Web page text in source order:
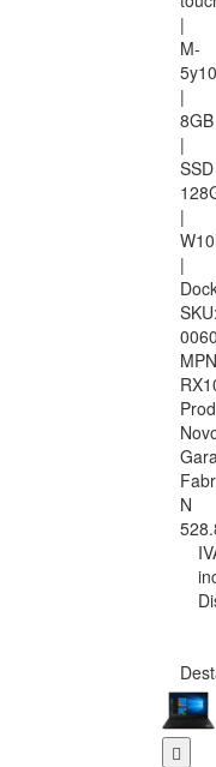
|
M-
|
8GB
|
SSD
|
|
SKU:
N